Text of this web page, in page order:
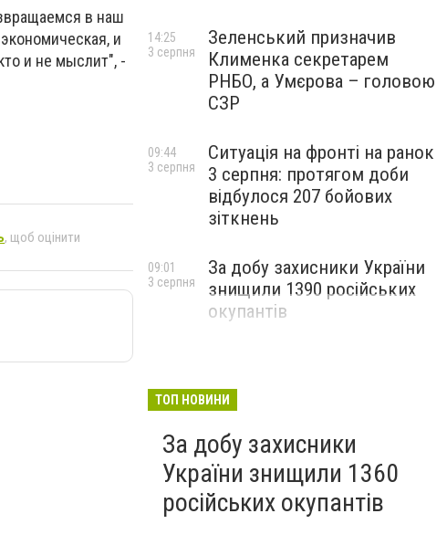
в наш
и
и не мыслит", -
, щоб оцінити
Зеленський призначив
Клименка секретарем
РНБО, а Умєрова – головою
СЗР
14:25
3 серпня
Ситуація на фронті на ранок
3 серпня: протягом доби
відбулося 207 бойових
зіткнень
09:44
3 серпня
За добу захисники України
знищили 1390 російських
окупантів
09:01
3 серпня
ТОП НОВИНИ
За добу захисники
України знищили 1360
російських окупантів